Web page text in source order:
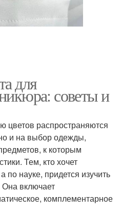
для
советы и
цветов распространяются
и на выбор одежды,
к которым
Тем, кто хочет
по науке, придется изучить
включает
комплементарное